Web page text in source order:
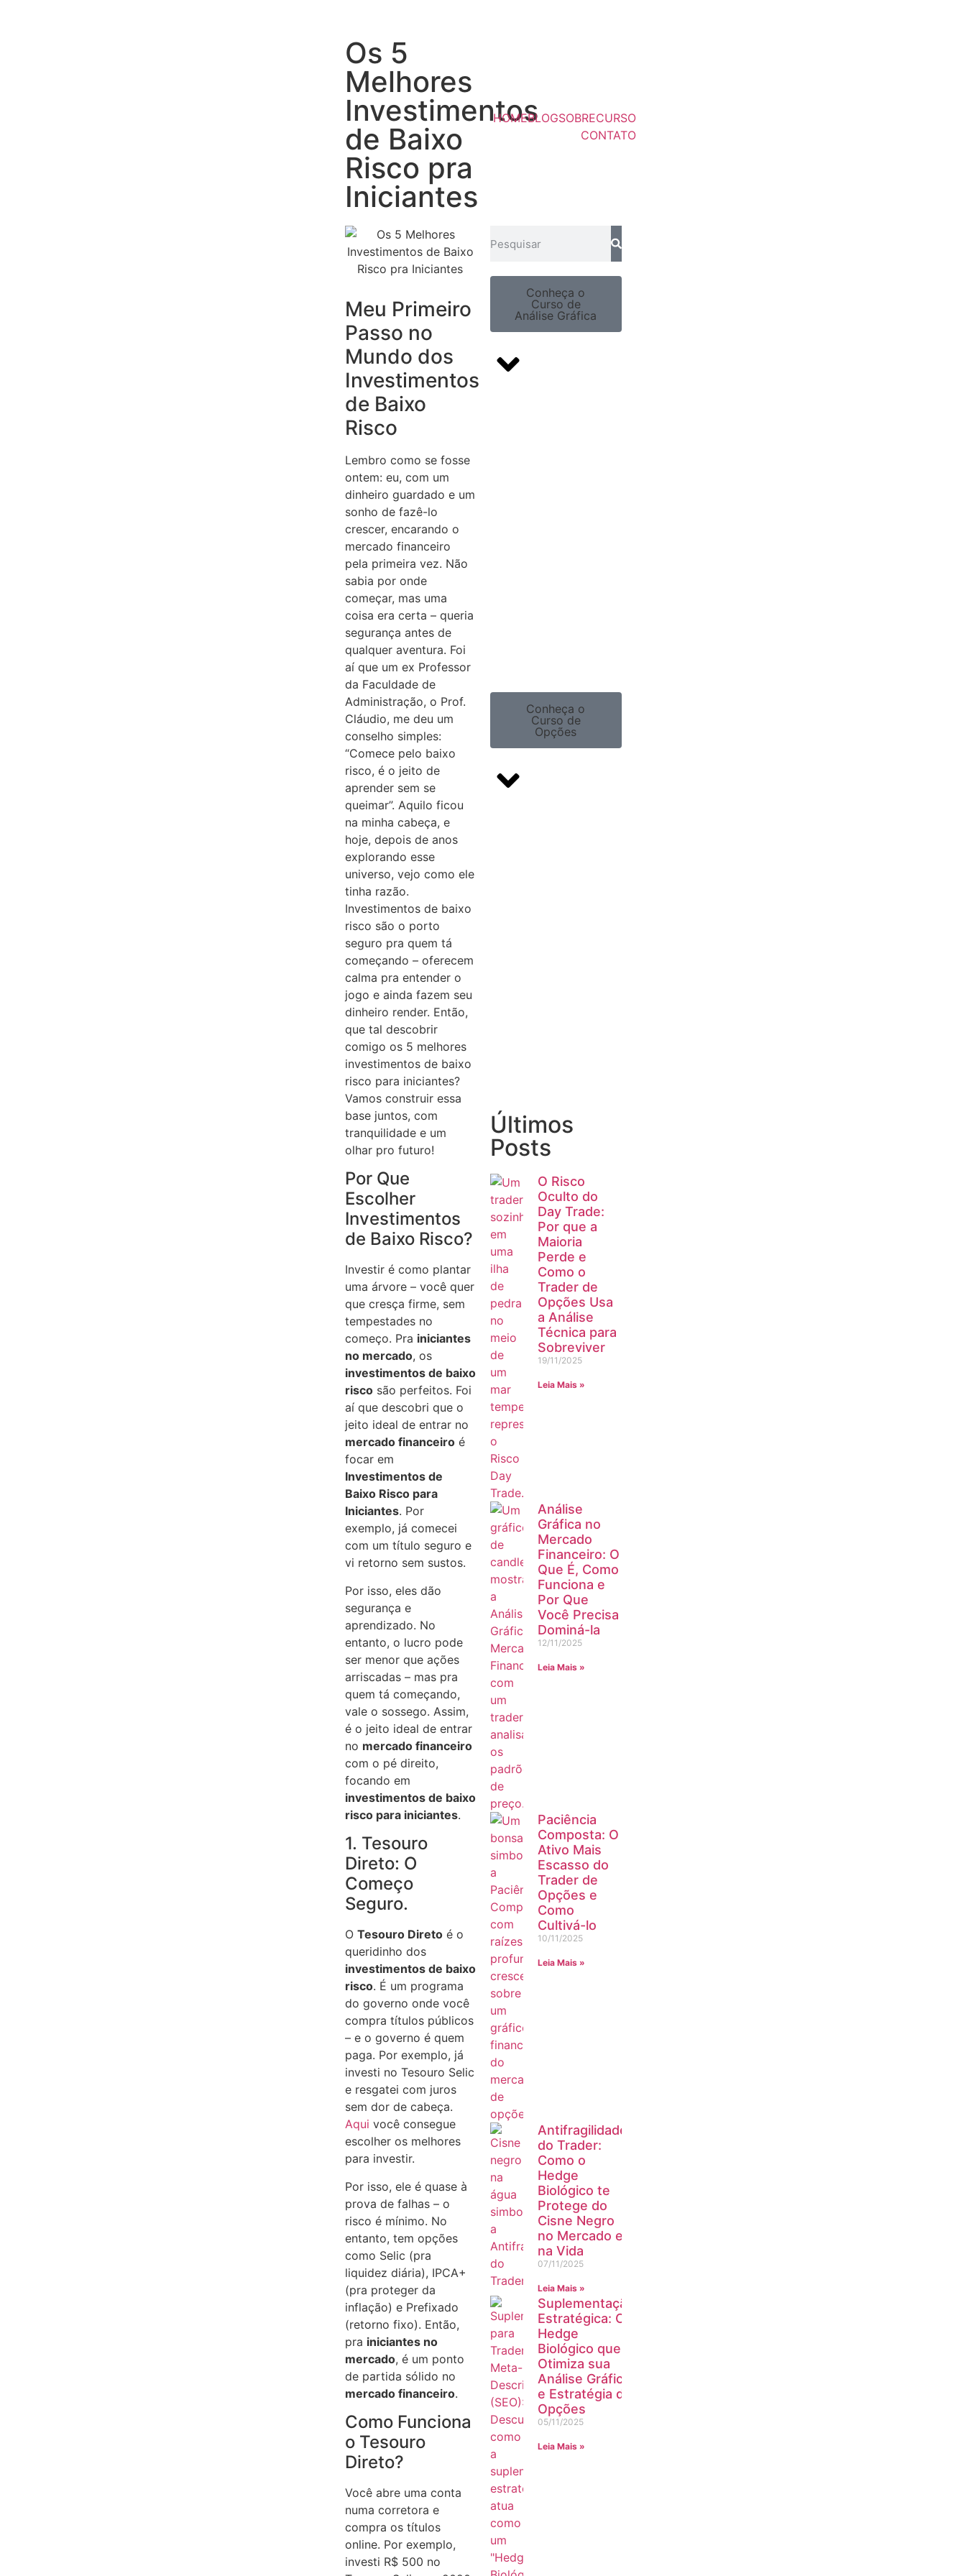
Os 5
Melhores
Investimentos
de Baixo
Risco pra
Iniciantes
HOMEBLOGSOBRECURSO
CONTATO
Meu Primeiro
Passo no
Mundo dos
Investimentos
de Baixo
Risco
Lembro como se fosse
ontem: eu, com um
dinheiro guardado e um
sonho de fazê-lo
crescer, encarando o
mercado financeiro
pela primeira vez. Não
sabia por onde
começar, mas uma
coisa era certa – queria
segurança antes de
qualquer aventura. Foi
aí que um ex Professor
da Faculdade de
Administração, o Prof.
Cláudio, me deu um
conselho simples:
“Comece pelo baixo
risco, é o jeito de
aprender sem se
queimar”. Aquilo ficou
na minha cabeça, e
hoje, depois de anos
explorando esse
universo, vejo como ele
tinha razão.
Investimentos de baixo
risco são o porto
seguro pra quem tá
começando – oferecem
calma pra entender o
jogo e ainda fazem seu
dinheiro render. Então,
que tal descobrir
comigo os 5 melhores
investimentos de baixo
risco para iniciantes?
Vamos construir essa
base juntos, com
tranquilidade e um
olhar pro futuro!
Por Que
Escolher
Investimentos
de Baixo Risco?
Investir é como plantar
uma árvore – você quer
que cresça firme, sem
tempestades no
começo. Pra iniciantes
no mercado, os
investimentos de baixo
riscosão perfeitos. Foi
aí que descobri que o
jeito ideal de entrar no
mercado financeiroé
focar em
Investimentos de
Baixo Risco para
Iniciantes. Por
exemplo, já comecei
com um título seguro e
vi retorno sem sustos.
Por isso, eles dão
segurança e
aprendizado. No
entanto, o lucro pode
ser menor que ações
arriscadas – mas pra
quem tá começando,
vale o sossego. Assim,
é o jeito ideal de entrar
no mercado financeiro
com o pé direito,
focando em
investimentos de baixo
risco para iniciantes.
1. Tesouro
Direto: O
Começo
Seguro.
O Tesouro Diretoé o
queridinho dos
investimentos de baixo
risco. É um programa
do governo onde você
compra títulos públicos
– e o governo é quem
paga. Por exemplo, já
investi no Tesouro Selic
e resgatei com juros
sem dor de cabeça.
Aqui você consegue
escolher os melhores
para investir.
Por isso, ele é quase à
prova de falhas – o
risco é mínimo. No
entanto, tem opções
como Selic (pra
liquidez diária), IPCA+
(pra proteger da
inflação) e Prefixado
(retorno fixo). Então,
pra iniciantes no
mercado, é um ponto
de partida sólido no
mercado financeiro.
Como Funciona
o Tesouro
Direto?
Você abre uma conta
numa corretora e
compra os títulos
online. Por exemplo,
investi R$ 500 no
Conheça o
Curso de
Análise Gráfica
Conheça o
Curso de
Opções
Últimos
Posts
O Risco
Oculto do
Day Trade:
Por que a
Maioria
Perde e
Como o
Trader de
Opções Usa
a Análise
Técnica para
Sobreviver
19/11/2025
Leia Mais »
Análise
Gráfica no
Mercado
Financeiro: O
Que É, Como
Funciona e
Por Que
Você Precisa
Dominá-la
12/11/2025
Leia Mais »
Paciência
Composta: O
Ativo Mais
Escasso do
Trader de
Opções e
Como
Cultivá-lo
10/11/2025
Leia Mais »
Antifragilidade
do Trader:
Como o
Hedge
Biológico te
Protege do
Cisne Negro
no Mercado e
na Vida
07/11/2025
Leia Mais »
Suplementação
Estratégica: O
Hedge
Biológico que
Otimiza sua
Análise Gráfica
e Estratégia de
Opções
05/11/2025
Leia Mais »